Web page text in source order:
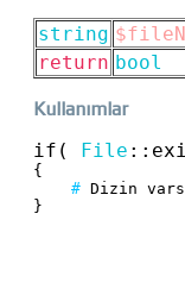
string
return bool
Kullanımlar
if( File ::
{
# Dizin
}